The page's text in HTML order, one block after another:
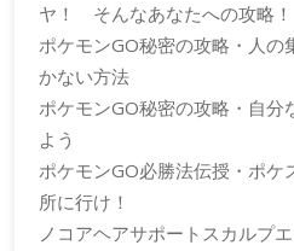
ヤ！ そんなあなたへの攻略！
ポケモンGO秘密の攻略・人の
かない方法
ポケモンGO秘密の攻略・自分
よう
ポケモンGO必勝法伝授・ポケ
所に行け！
ノコアヘアサポートスカルプ